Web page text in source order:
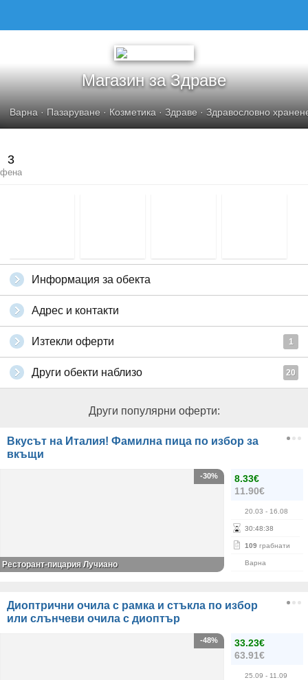
Магазин за Здраве
Варна · Пазаруване · Козметика · Здраве · Здравословно
3
фена
Информация за обекта
Адрес и контакти
Изтекли оферти 1
Други обекти наблизо 20
Други популярни оферти:
Вкусът на Италия! Фамилна пица по избор за
вкъщи
8.33€
11.90€
20.03 - 16.08
30:48:37
109 грабнати
Варна
-30%
Ресторант-пицария Лучиано
Диоптрични очила с рамка и стъкла по избор
или слънчеви очила с диоптър
33.23€
63.91€
25.09 - 11.09
-48%